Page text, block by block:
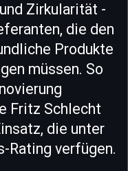
Zirkularität -
die den
Produkte
müssen. So
Fritz Schlecht
die unter
Rating verfügen.